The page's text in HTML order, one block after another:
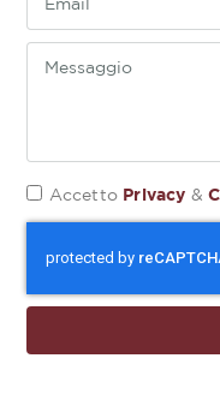
Accetto Privacy &